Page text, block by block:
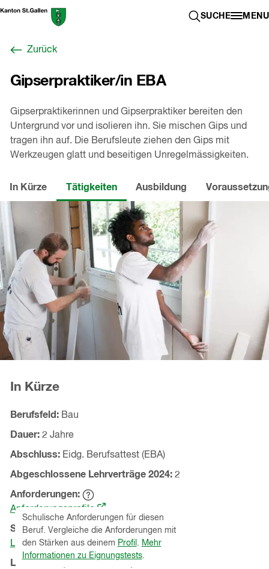
Zum
Berufswahl-
Startseite
SUCHE
SUCHE MENU
Zurück
Gipserpraktiker/in EBA
Gipserpraktikerinnen und Gipserpraktiker bereiten den
Untergrund vor und isolieren ihn. Sie mischen Gips und
tragen ihn auf. Die Berufsleute ziehen den Gips mit
Werkzeugen glatt und beseitigen Unregelmässigkeiten.
In Kürze Tätigkeiten Ausbildung
In Kürze
Berufsfeld
Bau
Dauer 2 Jahre
Abschluss
Eidg. Berufsattest (EBA)
Abgeschlossene Lehrverträge 2024 2
Anforderungen
Hinweistext
einblenden
Schulische Anforderungen für diesen
Beruf. Vergleiche die Anforderungen mit
den Stärken aus deinem Profil . Mehr
Informationen zu Eignungstests.
Anforderungsprofile (öffnet
in
einem
neuen
Schnupperlehren (KantonSt.Gallen)
Lehrbetriebe ansehen
Lehrstellen